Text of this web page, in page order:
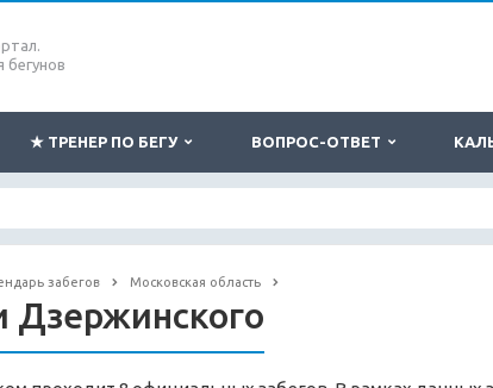
бегунов
★ ТРЕНЕР ПО БЕГУ ВОПРОС-ОТВЕТ
забегов Московская область
Дзержинского